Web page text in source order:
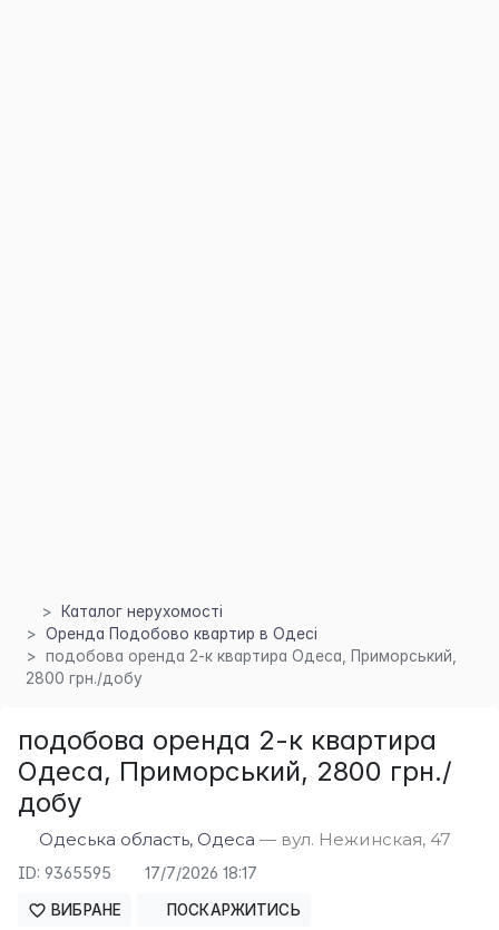
Каталог нерухомості
Оренда Подобово квартир в Одесі
подобова оренда 2-к квартира Одеса, Приморський,
2800 грн./добу
подобова оренда 2-к квартира
Одеса, Приморський, 2800 грн./
добу
Одеська область, Одеса — вул. Нежинская, 47
ID: 9365595 17/7/2026 18:17
ВИБРАНЕ ПОСКАРЖИТИСЬ